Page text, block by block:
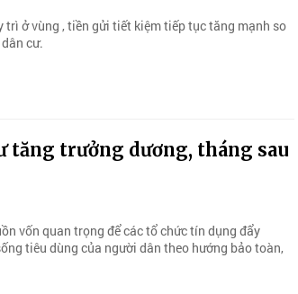
ở vùng , tiền gửi tiết kiệm tiếp tục tăng mạnh so
cư.
trưởng dương, tháng sau
vốn quan trọng để các tổ chức tín dụng đẩy
tiêu dùng của người dân theo hướng bảo toàn,